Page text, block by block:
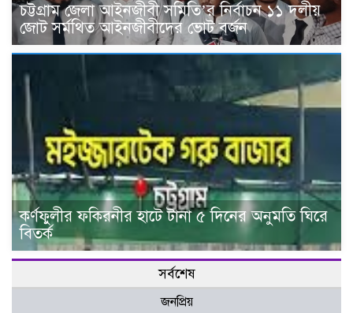
চট্টগ্রাম জেলা আইনজীবী সমিতি’র নির্বাচন ১১ দলীয়
জোট সর্মথিত আইনজীবীদের ভোট বর্জন
কর্ণফুলীর ফকিরনীর হাটে টানা ৫ দিনের অনুমতি ঘিরে
বিতর্ক
সর্বশেষ
জনপ্রিয়